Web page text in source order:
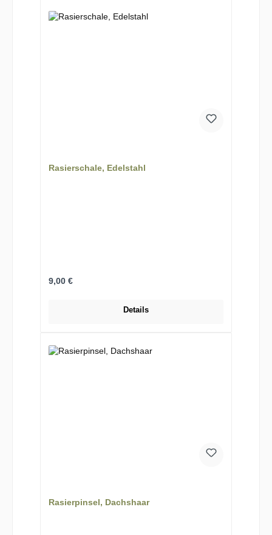
Rasierschale, Edelstahl
Regulärer Preis:
9,00 €
Details
Rasierpinsel, Dachshaar